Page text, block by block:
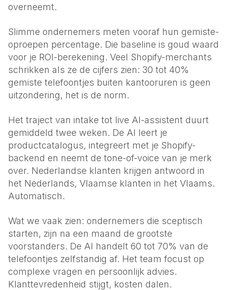
overneemt.
Slimme ondernemers meten vooraf hun gemiste-
oproepen percentage. Die baseline is goud waard
voor je ROI-berekening. Veel Shopify-merchants
schrikken als ze de cijfers zien: 30 tot 40%
gemiste telefoontjes buiten kantooruren is geen
uitzondering, het is de norm.
Het traject van intake tot live AI-assistent duurt
gemiddeld twee weken. De AI leert je
productcatalogus, integreert met je Shopify-
backend en neemt de tone-of-voice van je merk
over. Nederlandse klanten krijgen antwoord in
het Nederlands, Vlaamse klanten in het Vlaams.
Automatisch.
Wat we vaak zien: ondernemers die sceptisch
starten, zijn na een maand de grootste
voorstanders. De AI handelt 60 tot 70% van de
telefoontjes zelfstandig af. Het team focust op
complexe vragen en persoonlijk advies.
Klanttevredenheid stijgt, kosten dalen.